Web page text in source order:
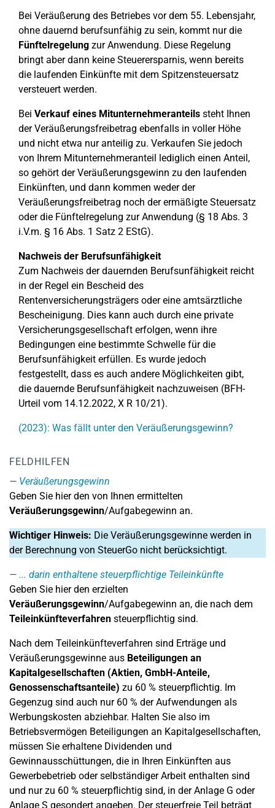
Bei Veräußerung des Betriebes vor dem 55. Lebensjahr,
ohne dauernd berufsunfähig zu sein, kommt nur die
Fünftelregelung zur Anwendung. Diese Regelung
bringt aber dann keine Steuerersparnis, wenn bereits
die laufenden Einkünfte mit dem Spitzensteuersatz
versteuert werden.
Bei Verkauf eines Mitunternehmeranteils steht Ihnen
der Veräußerungsfreibetrag ebenfalls in voller Höhe
und nicht etwa nur anteilig zu. Verkaufen Sie jedoch
von Ihrem Mitunternehmeranteil lediglich einen Anteil,
so gehört der Veräußerungsgewinn zu den laufenden
Einkünften, und dann kommen weder der
Veräußerungsfreibetrag noch der ermäßigte Steuersatz
oder die Fünftelregelung zur Anwendung (§ 18 Abs. 3
i.V.m. § 16 Abs. 1 Satz 2 EStG).
Nachweis der Berufsunfähigkeit
Zum Nachweis der dauernden Berufsunfähigkeit reicht
in der Regel ein Bescheid des
Rentenversicherungsträgers oder eine amtsärztliche
Bescheinigung. Dies kann auch durch eine private
Versicherungsgesellschaft erfolgen, wenn ihre
Bedingungen eine bestimmte Schwelle für die
Berufsunfähigkeit erfüllen. Es wurde jedoch
festgestellt, dass es auch andere Möglichkeiten gibt,
die dauernde Berufsunfähigkeit nachzuweisen (BFH-
Urteil vom 14.12.2022, X R 10/21).
(2023): Was fällt unter den Veräußerungsgewinn?
FELDHILFEN
Veräußerungsgewinn
Geben Sie hier den von Ihnen ermittelten
Veräußerungsgewinn/Aufgabegewinn an.
Wichtiger Hinweis: Die Veräußerungsgewinne werden in
der Berechnung von SteuerGo nicht berücksichtigt.
... darin enthaltene steuerpflichtige Teileinkünfte
Geben Sie hier den erzielten
Veräußerungsgewinn/Aufgabegewinn an, die nach dem
Teileinkünfteverfahren steuerpflichtig sind.
Nach dem Teileinkünfteverfahren sind Erträge und
Veräußerungsgewinne aus Beteiligungen an
Kapitalgesellschaften (Aktien, GmbH-Anteile,
Genossenschaftsanteile) zu 60 % steuerpflichtig. Im
Gegenzug sind auch nur 60 % der Aufwendungen als
Werbungskosten abziehbar. Halten Sie also im
Betriebsvermögen Beteiligungen an Kapitalgesellschaften,
müssen Sie erhaltene Dividenden und
Gewinnausschüttungen, die in Ihren Einkünften aus
Gewerbebetrieb oder selbständiger Arbeit enthalten sind
und nur zu 60 % steuerpflichtig sind, in der Anlage G oder
Anlage S gesondert angeben. Der steuerfreie Teil beträgt